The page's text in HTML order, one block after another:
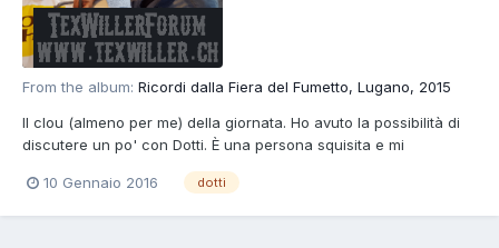
From the album: Ricordi dalla Fiera del Fumetto, Lugano, 2015
Il clou (almeno per me) della giornata. Ho avuto la possibilità di
discutere un po' con Dotti. È una persona squisita e mi
caso il disegno di Tiger Jack che qui vedete in corso di
10 Gennaio 2016 dotti